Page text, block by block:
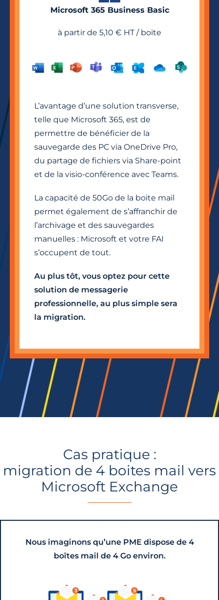
Microsoft 365 Business Basic
à partir de 5,10 € HT / boite
L’avantage d’une solution transverse,
telle que Microsoft 365, est de
permettre de bénéficier de la
sauvegarde des PC via OneDrive Pro,
du partage de fichiers via Share-point
et de la visio-conférence avec Teams.
La capacité de 50Go de la boite mail
permet également de s’affranchir de
l’archivage et des sauvegardes
manuelles : Microsoft et votre FAI
s’occupent de tout.
Au plus tôt, vous optez pour cette
solution de messagerie
professionnelle, au plus simple sera
la migration.
Cas pratique :
migration de 4 boites mail vers
Microsoft Exchange
Nous imaginons qu’une PME dispose de 4
boîtes mail de 4 Go environ.